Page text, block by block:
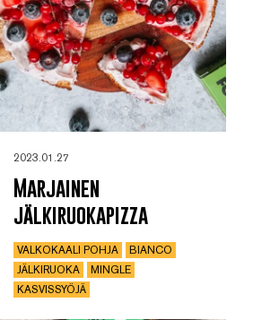
2023.01.27
Marjainen
jälkiruokapizza
VALKOKAALI POHJA
BIANCO
JÄLKIRUOKA
MINGLE
KASVISSYÖJÄ